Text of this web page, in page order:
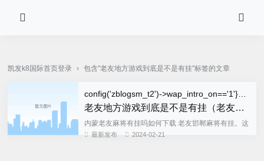
凯发k8国际首页登录 › 包含"老友地方游戏到底是不是有挂"标签的文章
老友地方游戏到底是不是有挂（老友在哪里）
内蒙老友麻将有挂吗如何下载 老友邯郸麻将有挂。这
款游戏可以开挂的，确实是有挂的，很多玩家在这款
最新发布 2024-02-21